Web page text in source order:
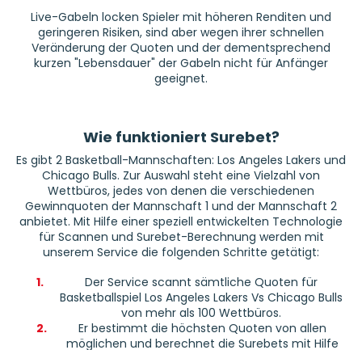
Live-Gabeln locken Spieler mit höheren Renditen und
geringeren Risiken, sind aber wegen ihrer schnellen
Veränderung der Quoten und der dementsprechend
kurzen "Lebensdauer" der Gabeln nicht für Anfänger
geeignet.
Wie funktioniert Surebet?
Es gibt 2 Basketball-Mannschaften: Los Angeles Lakers und
Chicago Bulls. Zur Auswahl steht eine Vielzahl von
Wettbüros, jedes von denen die verschiedenen
Gewinnquoten der Mannschaft 1 und der Mannschaft 2
anbietet. Mit Hilfe einer speziell entwickelten Technologie
für Scannen und Surebet-Berechnung werden mit
unserem Service die folgenden Schritte getätigt:
1.
Der Service scannt sämtliche Quoten für
Basketballspiel Los Angeles Lakers Vs Chicago Bulls
von mehr als 100 Wettbüros.
2.
Er bestimmt die höchsten Quoten von allen
möglichen und berechnet die Surebets mit Hilfe